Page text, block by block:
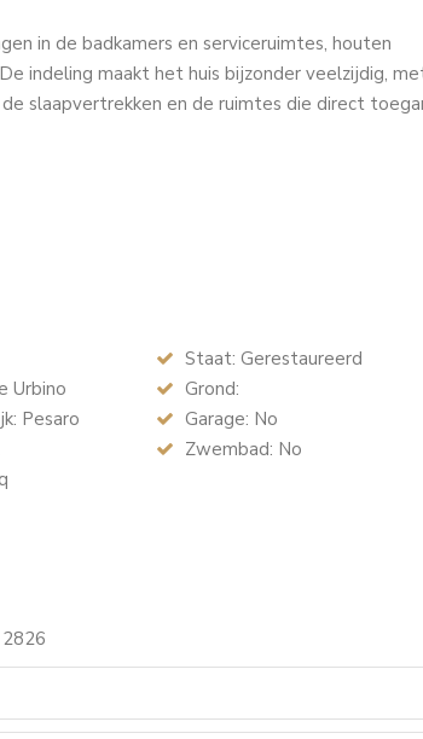
in de badkamers en serviceruimtes, houten
indeling maakt het huis bijzonder veelzijdig,
slaapvertrekken en de ruimtes die direct
Urbino
Pesaro
Staat: Gerestaureerd
Grond:
Garage: No
Zwembad: No